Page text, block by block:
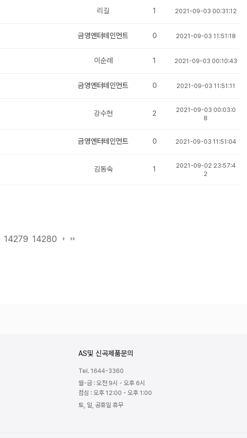
리길 1 2021-09-03 00:31:12
금영엔터테인먼트 0 2021-09-03 11:51:18
이순례 1 2021-09-03 00:10:43
금영엔터테인먼트 0 2021-09-03 11:51:11
강수현 2
2021-09-03 00:03:0
8
금영엔터테인먼트 0 2021-09-03 11:51:04
김동숙 1
2021-09-02 23:57:4
2
14279 14280
AS및 신곡제품문의
Tel. 1644-3360
월-금 : 오전 9시 - 오후 6시
점심 : 오후 12:00 - 오후 1:00
토, 일, 공휴일 휴무